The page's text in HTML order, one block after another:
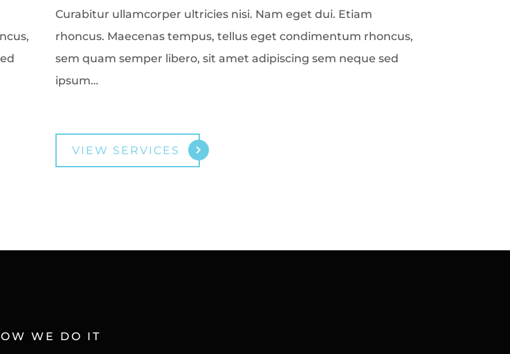
Curabitur ullamcorper ultricies nisi. Nam eget dui. Etiam
rhoncus. Maecenas tempus, tellus eget condimentum rhoncus,
sem quam semper libero, sit amet adipiscing sem neque sed
ipsum…
VIEW SERVICES
WE DO IT